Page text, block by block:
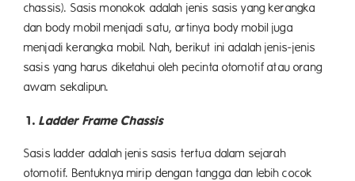
chassis). Sasis monokok adalah jenis sasis yang kerangka
dan body mobil menjadi satu, artinya body mobil juga
menjadi kerangka mobil. Nah, berikut ini adalah jenis-jenis
sasis yang harus diketahui oleh pecinta otomotif atau orang
awam sekalipun.
1.Ladder Frame Chassis
Sasis ladder adalah jenis sasis tertua dalam sejarah
otomotif. Bentuknya mirip dengan tangga dan lebih cocok